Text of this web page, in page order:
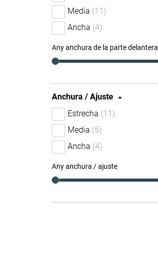
Media (11)
Ancha (4)
Any anchura de la parte delantera
Anchura / Ajuste
Estrecha (11)
Media (5)
Ancha (4)
Any anchura / ajuste